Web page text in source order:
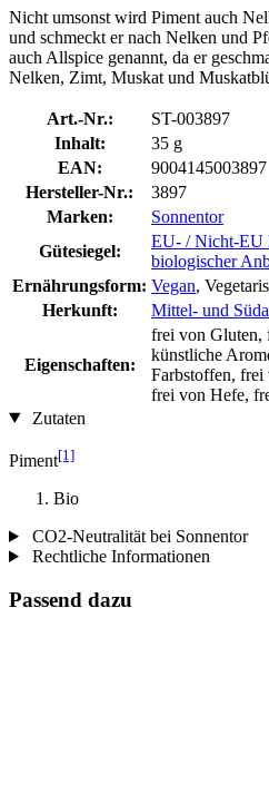
Nicht umsonst wird Piment auch
und schmeckt er nach Nelken und
auch Allspice genannt, da er
Nelken, Zimt, Muskat und
Art.-Nr.:
ST-003897
Inhalt:
35 g
EAN:
9004145003897
Hersteller-Nr.:
3897
Marken:
Sonnentor
Gütesiegel:
EU- / Nicht-EU
biologischer
Ernährungsform: Vegan,
Herkunft:
Mittel- und
Eigenschaften:
frei von Gluten,
künstliche
Farbstoffen, frei
frei von Hefe,
Zutaten
Piment[1]
Bio
CO2-Neutralität bei Sonnentor
Rechtliche Informationen
Passend dazu